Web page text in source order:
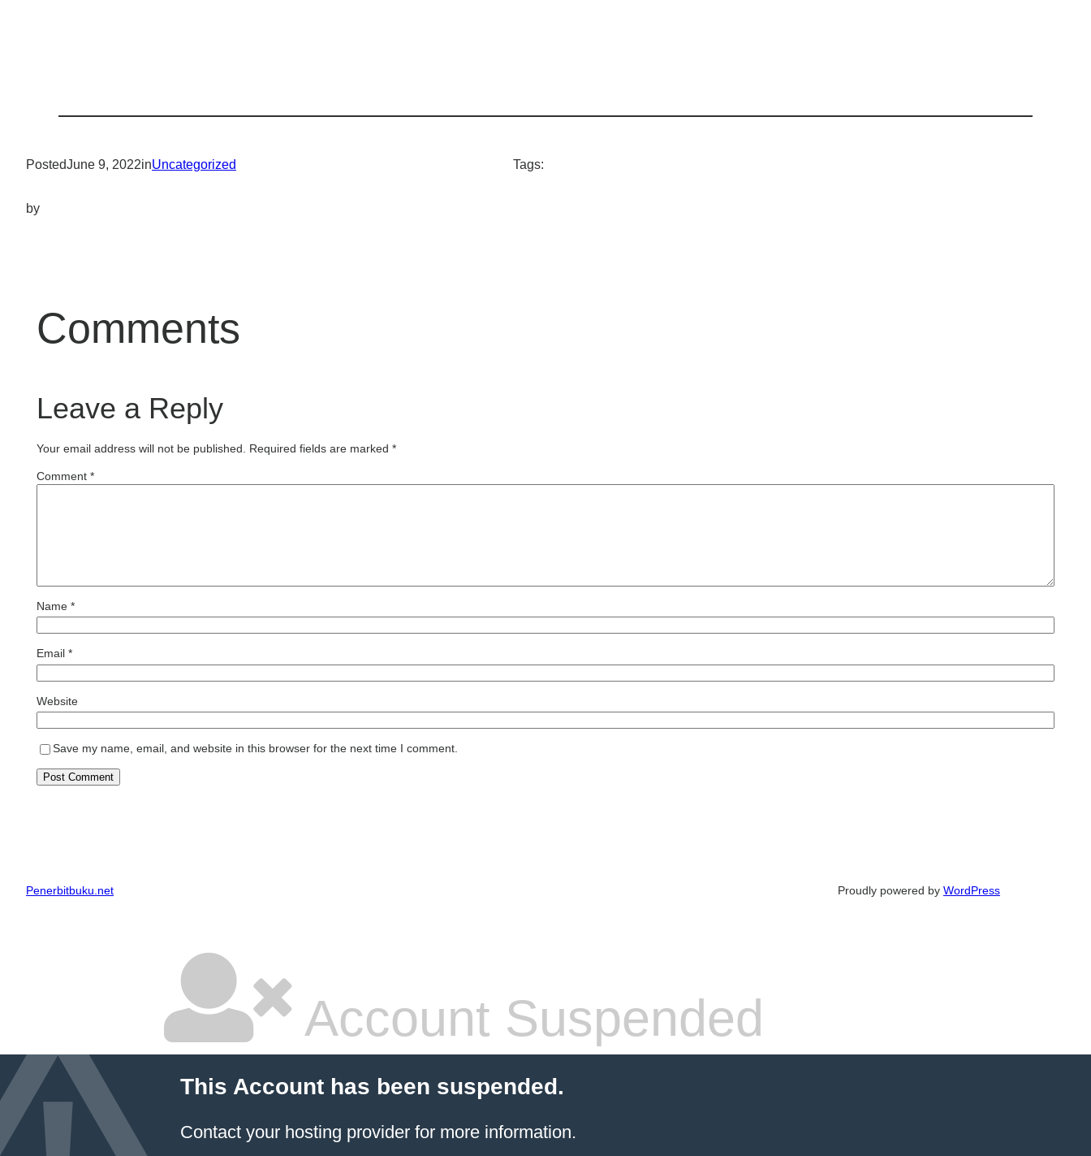
PostedJune 9, 2022inUncategorized
by
Tags:
Comments
Leave a Reply
Your email address will not be published. Required fields are marked*
Comment*
Name*
Email*
Website
Save my name, email, and website in this browser for the next time I comment.
Penerbitbuku.net Proudly powered by WordPress
Account Suspended
This Account has been suspended.
Contact your hosting provider for more information.